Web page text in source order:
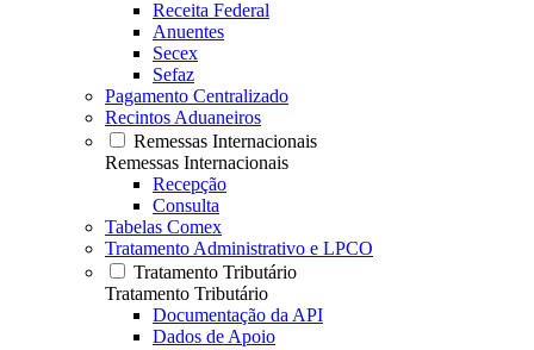
Receita Federal
Anuentes
Secex
Sefaz
Pagamento Centralizado
Recintos Aduaneiros
Remessas Internacionais
Remessas Internacionais
Recepção
Consulta
Tabelas Comex
Tratamento Administrativo e LPCO
Tratamento Tributário
Tratamento Tributário
Documentação da API
Dados de Apoio